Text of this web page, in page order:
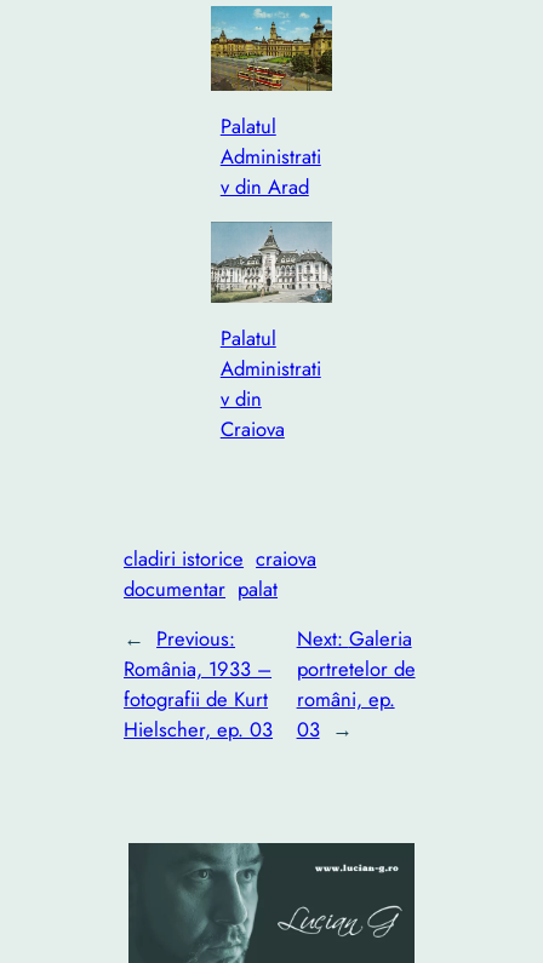
Palatul
Administrati
v din Arad
Palatul
Administrati
v din
Craiova
cladiri istorice craiova
documentar palat
← Previous:
România, 1933 –
fotografii de Kurt
Hielscher, ep. 03
Next: Galeria
portretelor de
români, ep.
03 →